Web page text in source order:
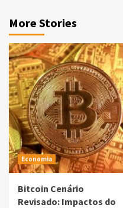
More Stories
Economia
Bitcoin Cenário
Revisado: Impactos do